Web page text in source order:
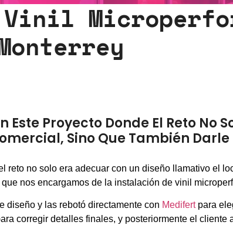
Proyecto Donde El Reto No
Sino Que También
reto no solo era adecuar con un diseño llamativo el
nos encargamos de la instalación de vinil
diseño y las rebotó directamente con Medifertpara
corregir detalles finales, y posteriormente el cliente